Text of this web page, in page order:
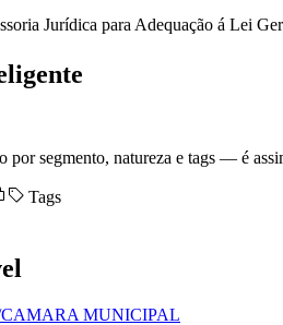
Jurídica para Adequação á Lei
por segmento, natureza e tags — é
Tags
MUNICIPAL